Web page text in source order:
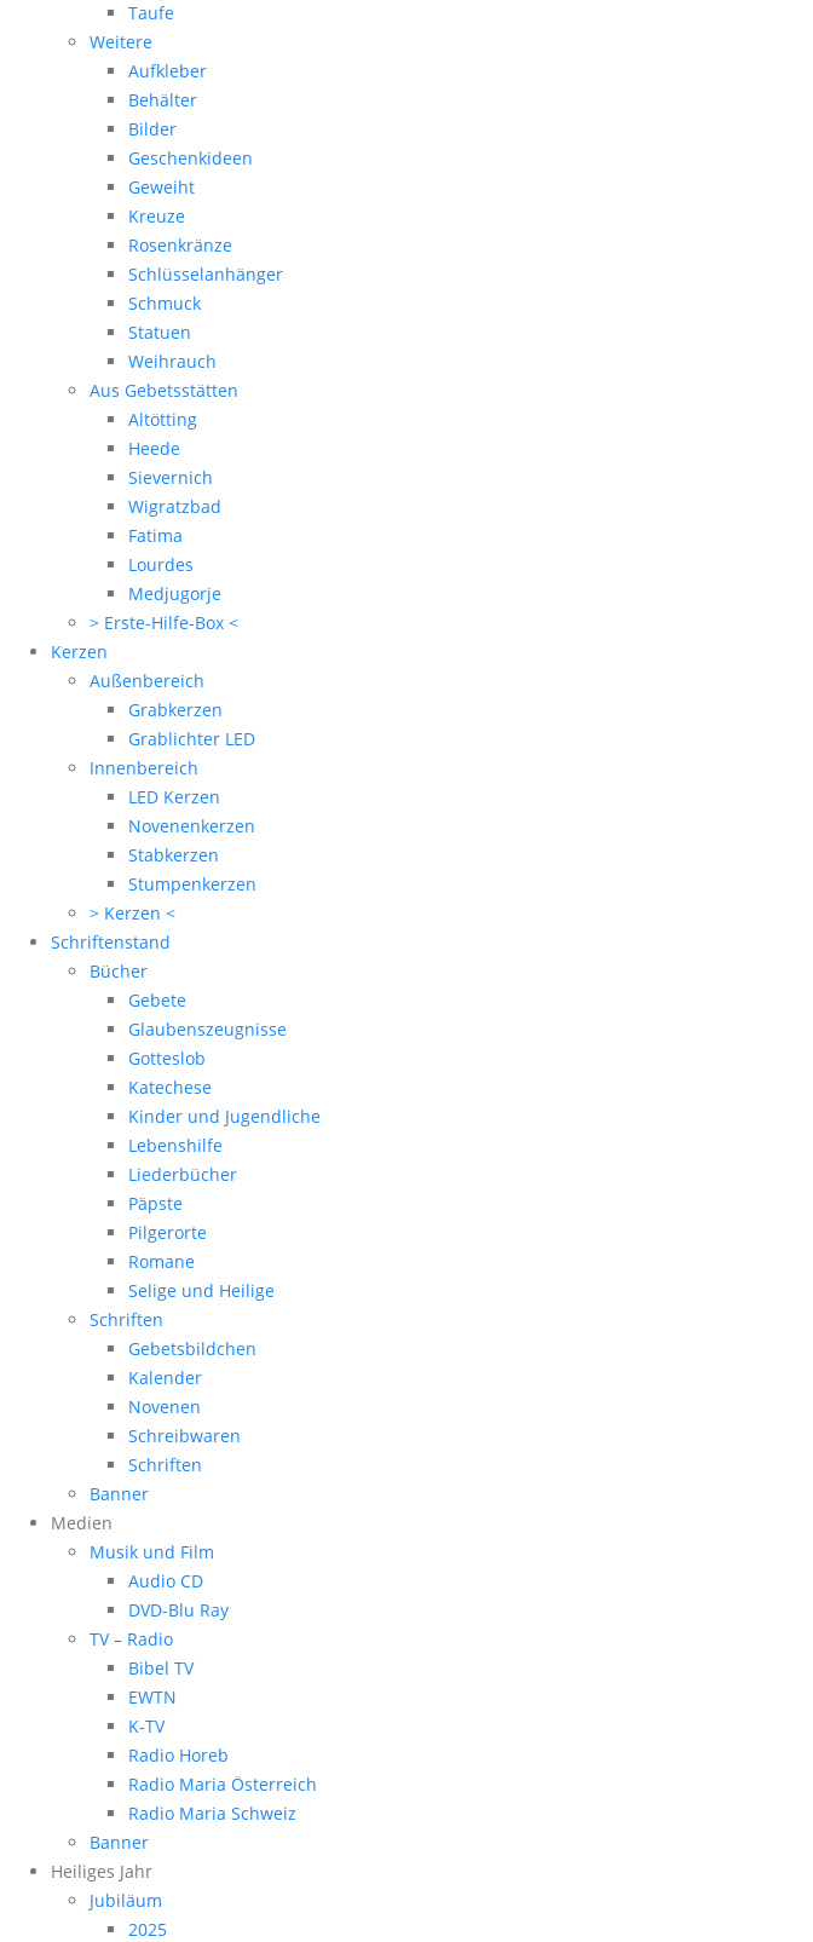
Taufe
Weitere
Aufkleber
Behälter
Bilder
Geschenkideen
Geweiht
Kreuze
Rosenkränze
Schlüsselanhänger
Schmuck
Statuen
Weihrauch
Aus Gebetsstätten
Altötting
Heede
Sievernich
Wigratzbad
Fatima
Lourdes
Medjugorje
> Erste-Hilfe-Box <
Kerzen
Außenbereich
Grabkerzen
Grablichter LED
Innenbereich
LED Kerzen
Novenenkerzen
Stabkerzen
Stumpenkerzen
> Kerzen <
Schriftenstand
Bücher
Gebete
Glaubenszeugnisse
Gotteslob
Katechese
Kinder und Jugendliche
Lebenshilfe
Liederbücher
Päpste
Pilgerorte
Romane
Selige und Heilige
Schriften
Gebetsbildchen
Kalender
Novenen
Schreibwaren
Schriften
Banner
Medien
Musik und Film
Audio CD
DVD-Blu Ray
TV – Radio
Bibel TV
EWTN
K-TV
Radio Horeb
Radio Maria Österreich
Radio Maria Schweiz
Banner
Heiliges Jahr
Jubiläum
2025